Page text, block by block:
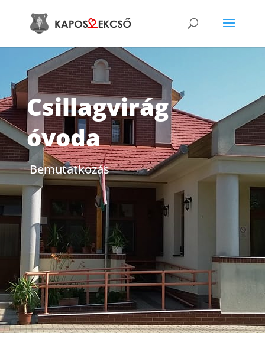
Csillagvirág
óvoda
Bemutatkozás